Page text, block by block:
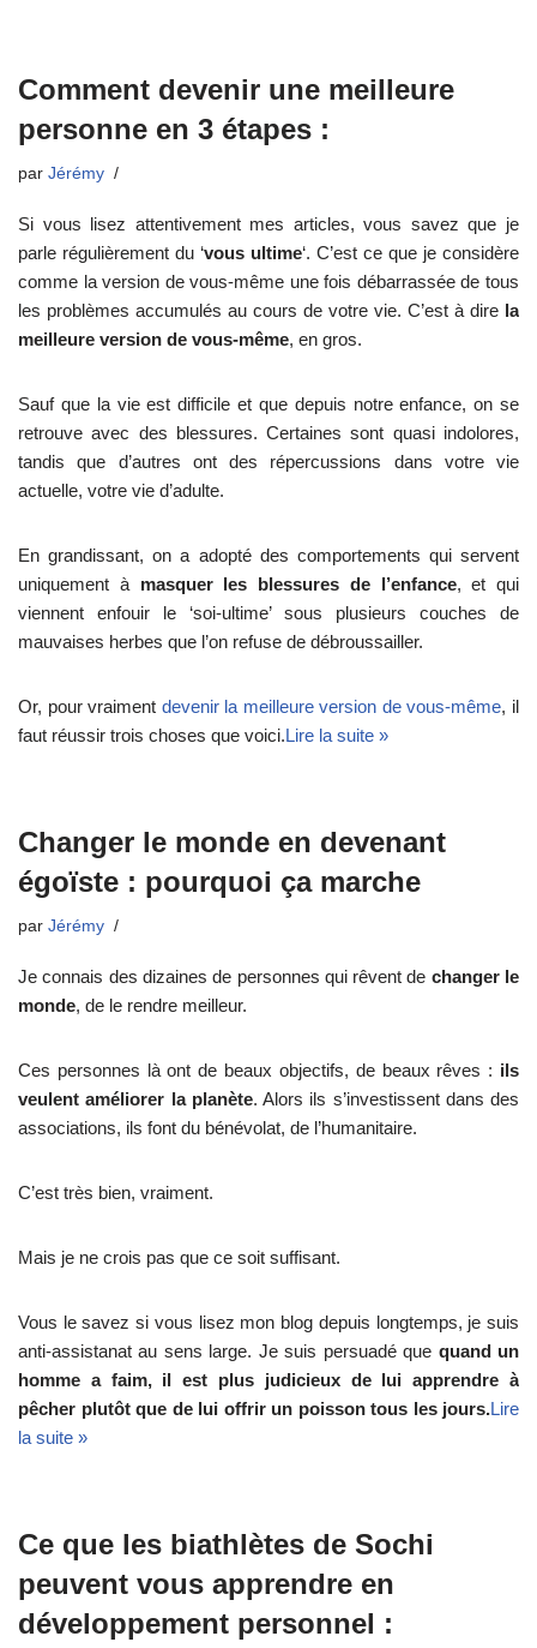
Comment devenir une meilleure
personne en 3 étapes :
par Jérémy
Si vous lisez attentivement mes articles, vous savez que je
parle régulièrement du ‘vous ultime‘. C’est ce que je considère
comme la version de vous-même une fois débarrassée de tous
les problèmes accumulés au cours de votre vie. C’est à dire la
meilleure version de vous-même, en gros.
Sauf que la vie est difficile et que depuis notre enfance, on se
retrouve avec des blessures. Certaines sont quasi indolores,
tandis que d’autres ont des répercussions dans votre vie
actuelle, votre vie d’adulte.
En grandissant, on a adopté des comportements qui servent
uniquement à masquer les blessures de l’enfance, et qui
viennent enfouir le ‘soi-ultime’ sous plusieurs couches de
mauvaises herbes que l’on refuse de débroussailler.
Or, pour vraiment devenir la meilleure version de vous-même, il
faut réussir trois choses que voici.Lire la suite »
Changer le monde en devenant
égoïste : pourquoi ça marche
par Jérémy
Je connais des dizaines de personnes qui rêvent de changer le
monde, de le rendre meilleur.
Ces personnes là ont de beaux objectifs, de beaux rêves : ils
veulent améliorer la planète. Alors ils s’investissent dans des
associations, ils font du bénévolat, de l’humanitaire.
C’est très bien, vraiment.
Mais je ne crois pas que ce soit suffisant.
Vous le savez si vous lisez mon blog depuis longtemps, je suis
anti-assistanat au sens large. Je suis persuadé que quand un
homme a faim, il est plus judicieux de lui apprendre à
pêcher plutôt que de lui offrir un poisson tous les jours.Lire
la suite »
Ce que les biathlètes de Sochi
peuvent vous apprendre en
développement personnel :